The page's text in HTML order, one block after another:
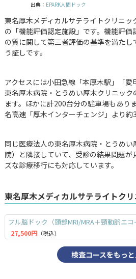
出典： EPARK人間ドック
東名厚木メディカルサテライトクリニ
の「機能評価認定施設」です。機能評価
の質に関して第三者評価の基準を満た
う証しです。
アクセスには小田急線「本厚木駅」「愛
東名厚木病院・とうめい厚木クリニック
ます。ほかに計200台分の駐車場もあり
名高速「厚木インターチェンジ」より約3
同じ医療法人の東名厚木病院・とうめ
院）と隣接していて、受診の結果問題
ズな診療移行にも対応しています。
東名厚木メディカルサテライトク
フル脳ドック（頭部MRI/MRA＋頸動脈エコ
27,500円 （税込）
検査コースをもっ